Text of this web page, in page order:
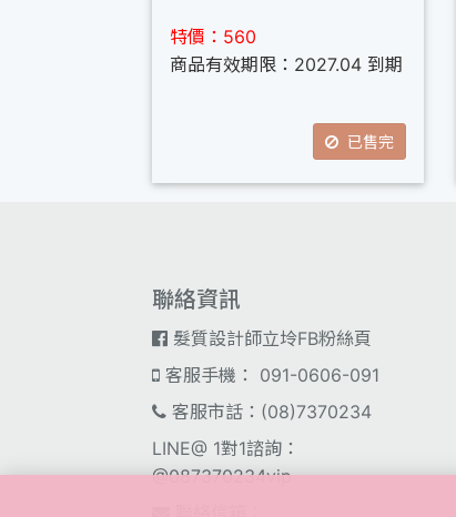
特價：560
商品有效期限：2027.04 到期
已售完
聯絡資訊
髮質設計師立坽FB粉絲頁
客服手機： 091-0606-091
客服市話：(08)7370234
LINE@ 1對1諮詢：
@087370234vip